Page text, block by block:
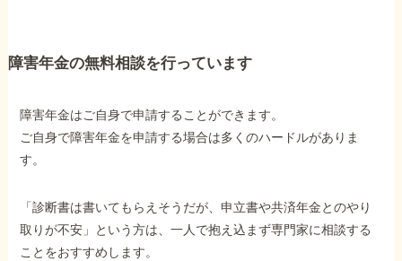
障害年金の無料相談を行っています
障害年金はご自身で申請することができます。
ご自身で障害年金を申請する場合は多くのハードルがありま
す。
「診断書は書いてもらえそうだが、申立書や共済年金とのやり
取りが不安」という方は、一人で抱え込まず専門家に相談する
ことをおすすめします。